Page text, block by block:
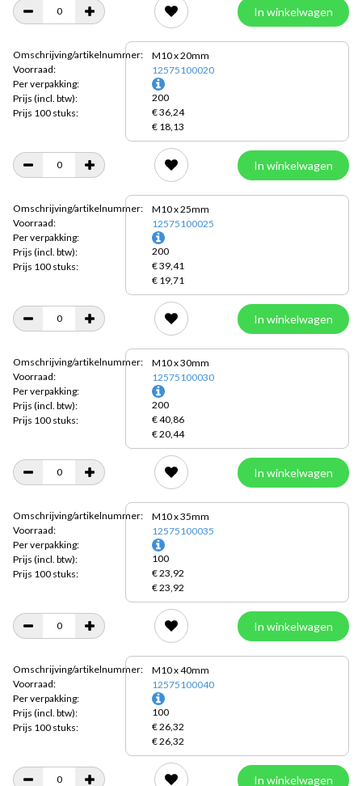
In winkelwagen
Omschrijving/artikelnummer:
Voorraad:
Per verpakking:
Prijs (incl. btw):
Prijs 100 stuks:
M10 x 20mm
12575100020
200
€ 36,24
€ 18,13
In winkelwagen
Omschrijving/artikelnummer:
Voorraad:
Per verpakking:
Prijs (incl. btw):
Prijs 100 stuks:
M10 x 25mm
12575100025
200
€ 39,41
€ 19,71
In winkelwagen
Omschrijving/artikelnummer:
Voorraad:
Per verpakking:
Prijs (incl. btw):
Prijs 100 stuks:
M10 x 30mm
12575100030
200
€ 40,86
€ 20,44
In winkelwagen
Omschrijving/artikelnummer:
Voorraad:
Per verpakking:
Prijs (incl. btw):
Prijs 100 stuks:
M10 x 35mm
12575100035
100
€ 23,92
€ 23,92
In winkelwagen
Omschrijving/artikelnummer:
Voorraad:
Per verpakking:
Prijs (incl. btw):
Prijs 100 stuks:
M10 x 40mm
12575100040
100
€ 26,32
€ 26,32
In winkelwagen